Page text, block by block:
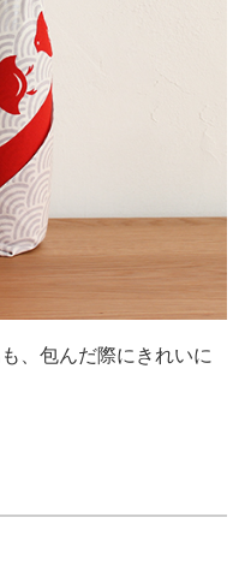
、包んだ際にきれいに